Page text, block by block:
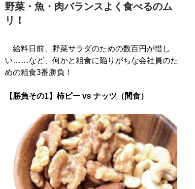
野菜・魚・肉バランスよく食べるのム
リ！
給料日前、野菜サラダのための数百円が惜し
い……など、何かと粗食に陥りがちな会社員のた
めの粗食3番勝負！
【勝負その1】柿ピー vs ナッツ（間食）